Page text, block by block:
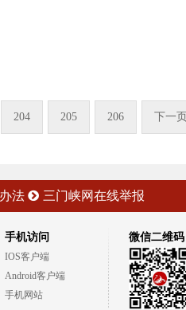
204 205 206 下一页
法 三门峡网在线举报
手机访问
IOS客户端
Android客户端
手机网站
微信二维码